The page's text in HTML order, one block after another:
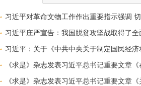
习近平对革命文物工作作出重要指示强调
力量
2021-04-01
习近平庄严宣告：我国脱贫攻坚战取得了全
习近平：关于《中共中央关于制定国民经
议》的说明 2020-11-04
《求是》杂志发表习近平总书记重要文章
01《求是》杂志发表习近平总书记重要文章